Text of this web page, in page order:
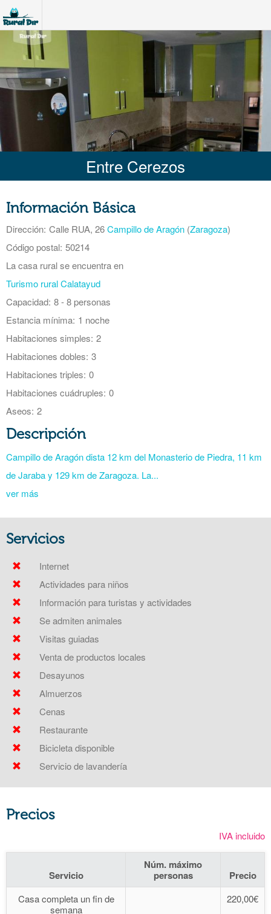
Entre Cerezos
Información Básica
Dirección: Calle RUA, 26Campillo de Aragón (Zaragoza)
Código postal: 50214
La casa rural se encuentra en
Turismo rural Calatayud
Capacidad: 8 - 8 personas
Estancia mínima: 1 noche
Habitaciones simples: 2
Habitaciones dobles: 3
Habitaciones triples: 0
Habitaciones cuádruples: 0
Aseos: 2
Descripción
Campillo de Aragón dista 12 km del Monasterio de Piedra, 11 km
de Jaraba y 129 km de Zaragoza. La...
ver más
Servicios
Internet
Actividades para niños
Información para turistas y actividades
Se admiten animales
Visitas guiadas
Venta de productos locales
Desayunos
Almuerzos
Cenas
Restaurante
Bicicleta disponible
Servicio de lavandería
Precios
IVA incluido
Servicio
Núm. máximo
personas
Precio
Casa completa un fin de
semana
220,00€